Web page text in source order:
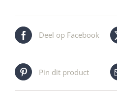
Deel op Facebook
Pin dit product